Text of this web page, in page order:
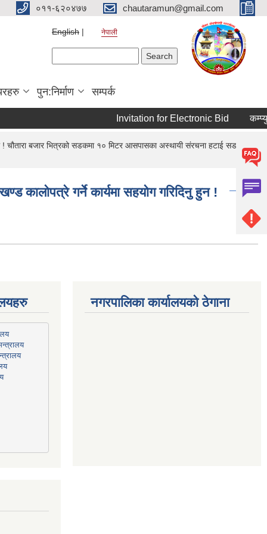
०११-६२०४७७ chautaramun@gmail.com
English नेपाली
पुन:निर्माण सम्पर्क
Invitation for Electronic Bid
बजार भित्रको सडकमा १० मिटर आसपासका अस्थायी संरचना हटाई सडक खण्ड
गर्ने कार्यमा सहयोग गरिदिनु हुन !
मुख्यमन्त्री तथा मन्त्रिपरिषद्को कार्यालय
आन्तरिक मामिला तथा कानुन मन्त्रालय
आर्थिक मामिला तथा योजना मन्त्रालय
नगरपालिका कार्यालयको ठेगाना